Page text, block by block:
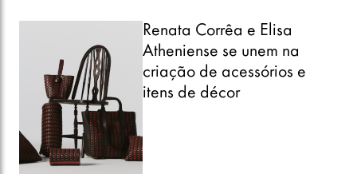
Renata Corrêa e Elisa
Atheniense se unem na
criação de acessórios e
itens de décor